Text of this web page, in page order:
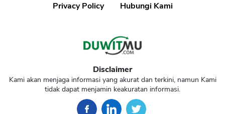
Privacy Policy
Hubungi Kami
Disclaimer
Kami akan menjaga informasi yang akurat dan terkini, namun Kami
tidak dapat menjamin keakuratan informasi.